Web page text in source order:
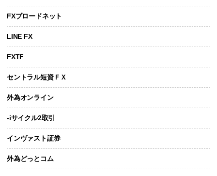
FXブロードネット
LINE FX
FXTF
セントラル短資ＦＸ
外為オンライン
-iサイクル2取引
インヴァスト証券
外為どっとコム